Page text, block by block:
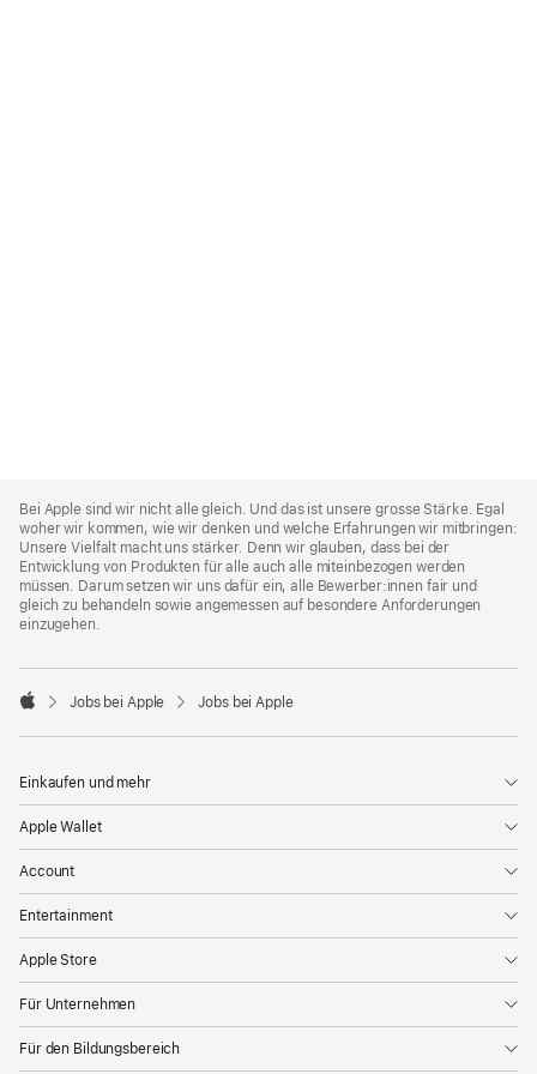
Footer
Bei Apple sind wir nicht alle gleich. Und das ist unsere grosse Stärke. Egal
woher wir kommen, wie wir denken und welche Erfahrungen wir mitbringen:
Unsere Vielfalt macht uns stärker. Denn wir glauben, dass bei der
Entwicklung von Produkten für alle auch alle miteinbezogen werden
müssen. Darum setzen wir uns dafür ein, alle Bewerber:innen fair und
gleich zu behandeln sowie angemessen auf besondere Anforderungen
einzugehen.

Jobs bei Apple Jobs bei Apple
Einkaufen und mehr
Apple Wallet
Account
Entertainment
Apple Store
Für Unternehmen
Für den Bildungsbereich